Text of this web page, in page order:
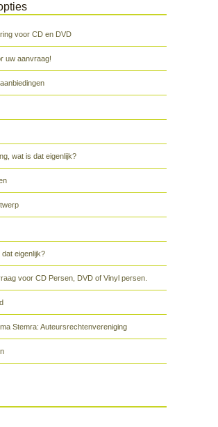
voor CD en DVD
uw aanvraag!
wat is dat eigenlijk?
eigenlijk?
voor CD Persen, DVD of Vinyl persen.
Stemra: Auteursrechtenvereniging